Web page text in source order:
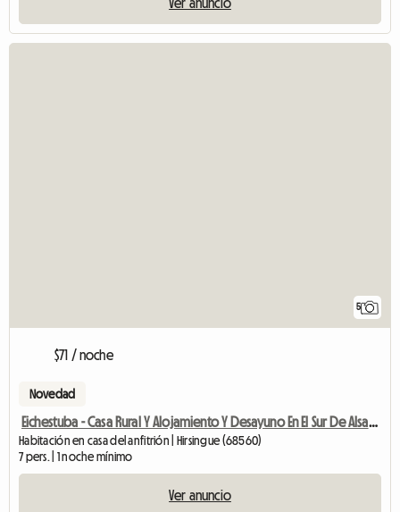
5
$71 / noche
Novedad
Eichestuba - Casa Rural Y Alojamiento Y Desayuno En El Sur De Alsacia
Habitación en casa del anfitrión | Hirsingue (68560)
7 pers. | 1 noche mínimo
Ver anuncio